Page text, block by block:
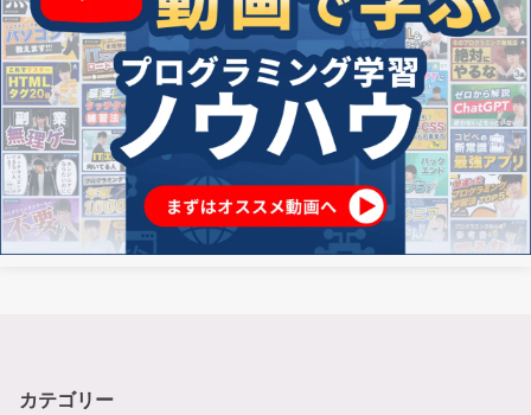
カテゴリー